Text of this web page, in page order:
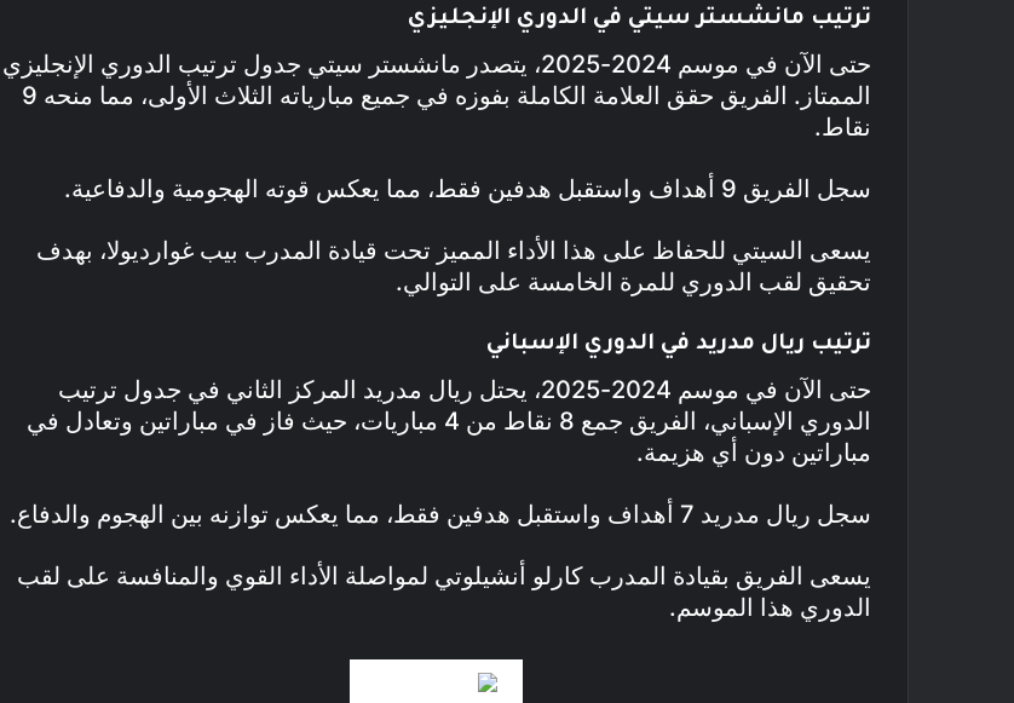
ترتيب مانشستر سيتي في الدوري الإنجليزي
حتى الآن في موسم 2024-2025، يتصدر مانشستر سيتي جدول ترتيب الدوري الإنجليزي
الممتاز. الفريق حقق العلامة الكاملة بفوزه في جميع مبارياته الثلاث الأولى، مما منحه 9
نقاط.
سجل الفريق 9 أهداف واستقبل هدفين فقط، مما يعكس قوته الهجومية والدفاعية.
يسعى السيتي للحفاظ على هذا الأداء المميز تحت قيادة المدرب بيب غوارديولا، بهدف
تحقيق لقب الدوري للمرة الخامسة على التوالي.
ترتيب ريال مدريد في الدوري الإسباني
حتى الآن في موسم 2024-2025، يحتل ريال مدريد المركز الثاني في جدول ترتيب
الدوري الإسباني، الفريق جمع 8 نقاط من 4 مباريات، حيث فاز في مباراتين وتعادل في
مباراتين دون أي هزيمة.
سجل ريال مدريد 7 أهداف واستقبل هدفين فقط، مما يعكس توازنه بين الهجوم والدفاع.
يسعى الفريق بقيادة المدرب كارلو أنشيلوتي لمواصلة الأداء القوي والمنافسة على لقب
الدوري هذا الموسم.